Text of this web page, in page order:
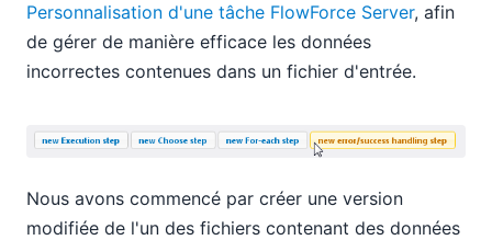
Personnalisation d'une tâche FlowForce Server, afin
de gérer de manière efficace les données
incorrectes contenues dans un fichier d'entrée.
Nous avons commencé par créer une version
modifiée de l'un des fichiers contenant des données